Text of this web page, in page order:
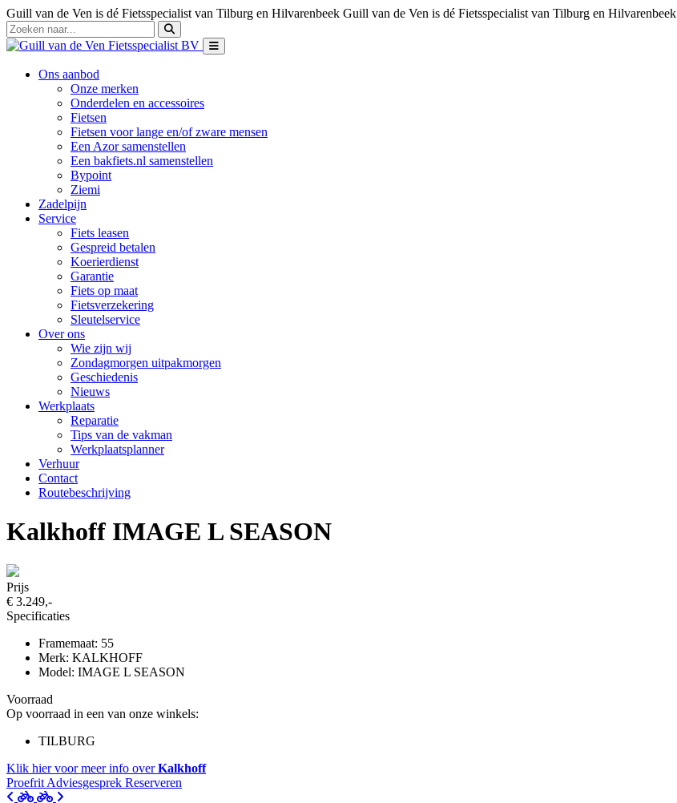
Guill van de Ven is dé Fietsspecialist van Tilburg en Hilvarenbeek Guill van de Ven is dé Fietsspecialist van Tilburg en Hilvarenbeek
Ons aanbod
Onze merken
Onderdelen en accessoires
Fietsen
Fietsen voor lange en/of zware mensen
Een Azor samenstellen
Een bakfiets.nl samenstellen
Bypoint
Ziemi
Zadelpijn
Service
Fiets leasen
Gespreid betalen
Koerierdienst
Garantie
Fiets op maat
Fietsverzekering
Sleutelservice
Over ons
Wie zijn wij
Zondagmorgen uitpakmorgen
Geschiedenis
Nieuws
Werkplaats
Reparatie
Tips van de vakman
Werkplaatsplanner
Verhuur
Contact
Routebeschrijving
Kalkhoff IMAGE L SEASON
Prijs
€ 3.249,-
Specificaties
Framemaat: 55
Merk: KALKHOFF
Model: IMAGE L SEASON
Voorraad
Op voorraad in een van onze winkels:
TILBURG
Klik hier voor meer info overKalkhoff
Proefrit Adviesgesprek Reserveren